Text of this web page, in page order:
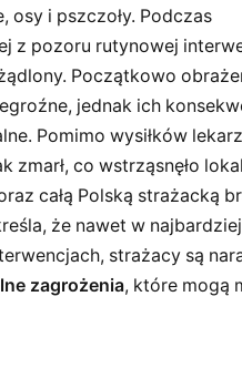
osy i pszczoły. Podczas
z pozoru rutynowej
Początkowo
jednak ich
Pomimo wysiłków
zmarł, co wstrząsnęło
całą Polską strażacką
że nawet w najbardziej
strażacy są
zagrożenia, które mogą